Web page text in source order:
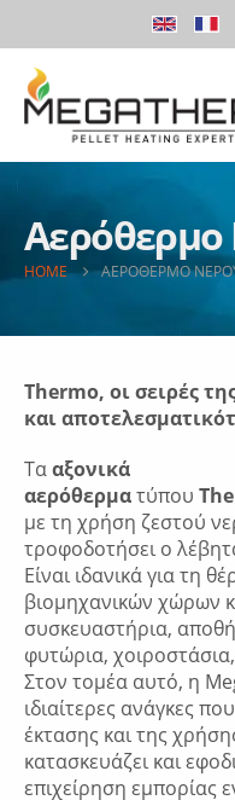
HOME ΑΕΡΌΘΕΡΜΟ
Τhermo, οι σειρές
και
Τααξονικά
αερόθερματύπου
με τη χρήση ζεστού
τροφοδοτήσει ο
Είναι ιδανικά για τη
βιομηχανικών χώρων
συσκευαστήρια,
φυτώρια,
Στον τομέα αυτό, η
ιδιαίτερες ανάγκες
έκτασης και της
κατασκευάζει και
επιχείρηση εμπορίας